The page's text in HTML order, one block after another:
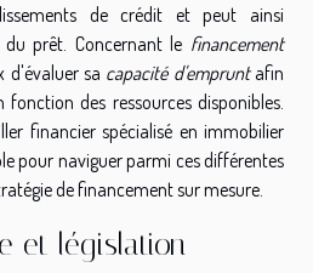
de crédit et peut ainsi
prêt. Concernant le financement
d'évaluer sa capacité d'empruntafin
des ressources disponibles.
financier spécialisé en immobilier
pour naviguer parmi ces différentes
de financement sur mesure.
et législation